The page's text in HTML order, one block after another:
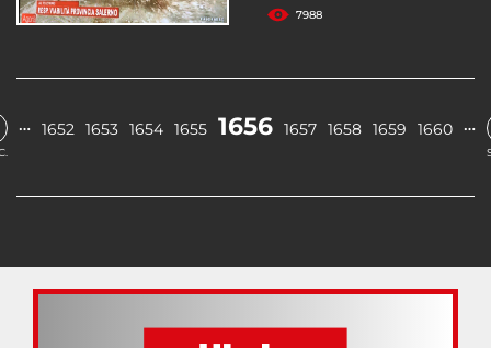
7988
… 1652 1653 1654 1655 1656 1657 1658 1659 1660 …